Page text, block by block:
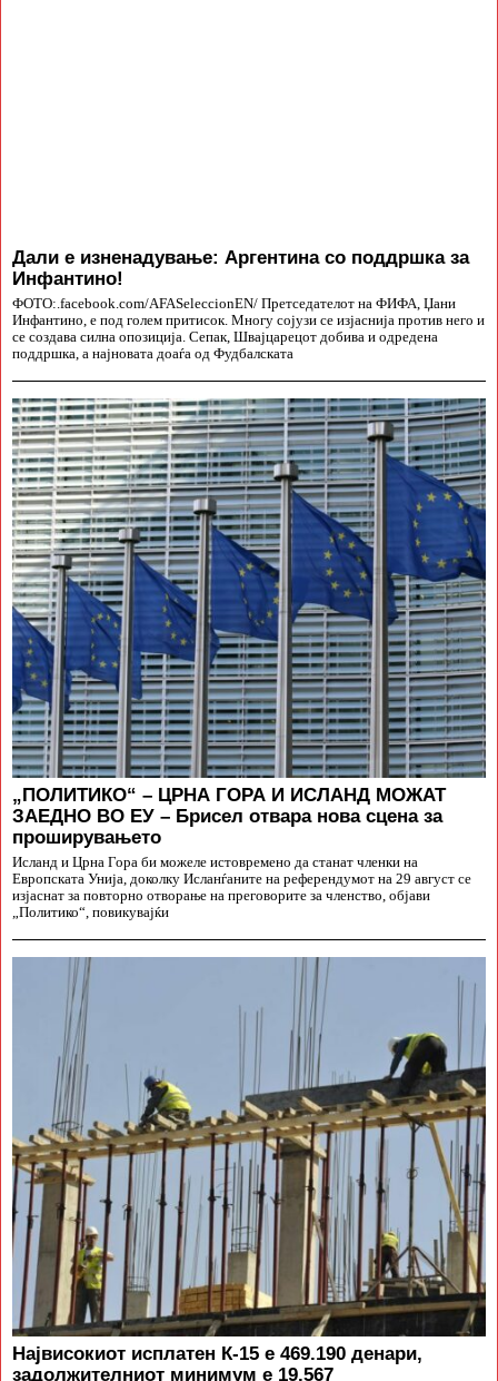
Дали е изненадување: Аргентина со поддршка за
Инфантино!
ФОТО:.facebook.com/AFASeleccionEN/ Претседателот на ФИФА, Џани
Инфантино, е под голем притисок. Многу сојузи се изјаснија против него и
се создава силна опозиција. Сепак, Швајцарецот добива и одредена
поддршка, а најновата доаѓа од Фудбалската
„ПОЛИТИКО“ – ЦРНА ГОРА И ИСЛАНД МОЖАТ
ЗАЕДНО ВО ЕУ – Брисел отвара нова сцена за
проширувањето
Исланд и Црна Гора би можеле истовремено да станат членки на
Европската Унија, доколку Исланѓаните на референдумот на 29 август се
изјаснат за повторно отворање на преговорите за членство, објави
„Политико“, повикувајќи
Највисокиот исплатен К-15 е 469.190 денари,
задолжителниот минимум е 19.567